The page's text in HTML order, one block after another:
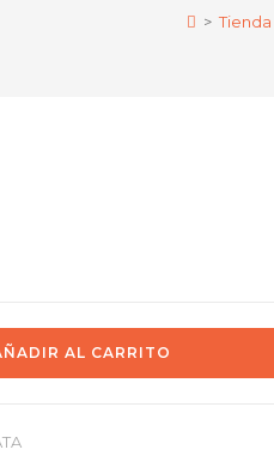
> Tienda
AL CARRITO